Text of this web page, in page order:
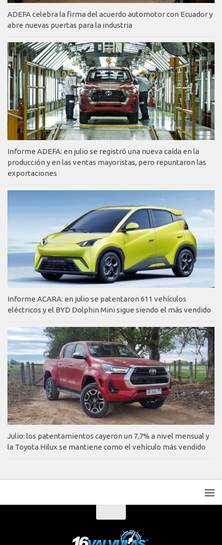
ADEFA celebra la firma del acuerdo automotor con Ecuador y
abre nuevas puertas para la industria
Informe ADEFA: en julio se registró una nueva caída en la
producción y en las ventas mayoristas, pero repuntaron las
exportaciones
Informe ACARA: en julio se patentaron 611 vehículos
eléctricos y el BYD Dolphin Mini sigue siendo el más vendido
Julio: los patentamientos cayeron un 7,7% a nivel mensual y
la Toyota Hilux se mantiene como el vehículo más vendido